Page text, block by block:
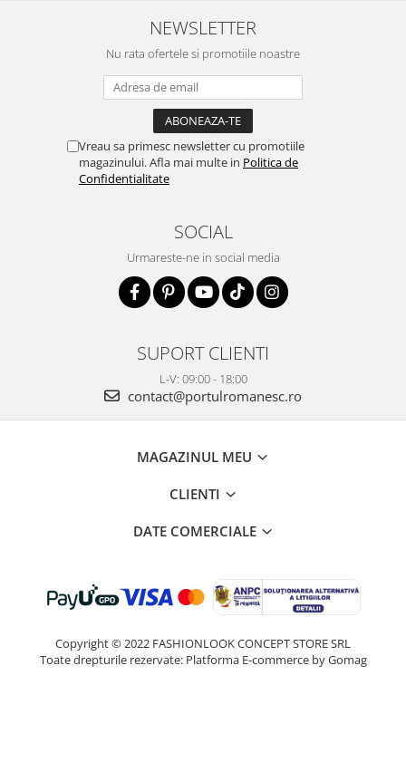
NEWSLETTER
Nu rata ofertele si promotiile noastre
Vreau sa primesc newsletter cu promotiile
magazinului. Afla mai multe in Politica de
Confidentialitate
SOCIAL
Urmareste-ne in social media
SUPORT CLIENTI
L-V: 09:00 - 18:00
contact@portulromanesc.ro
MAGAZINUL MEU
CLIENTI
DATE COMERCIALE
Copyright © 2022 FASHIONLOOK CONCEPT STORE SRL
Toate drepturile rezervate: Platforma E-commerce by Gomag